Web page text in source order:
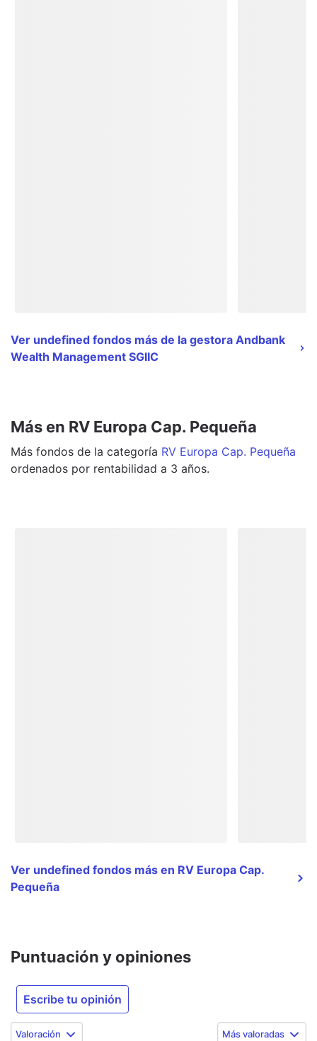
Ver undefined fondos más de la gestora Andbank
Wealth Management SGIIC
Más en RV Europa Cap. Pequeña
Más fondos de la categoría RV Europa Cap. Pequeña
ordenados por rentabilidad a 3 años.
Ver undefined fondos más en RV Europa Cap.
Pequeña
Puntuación y opiniones
Escribe tu opinión
Valoración Más valoradas